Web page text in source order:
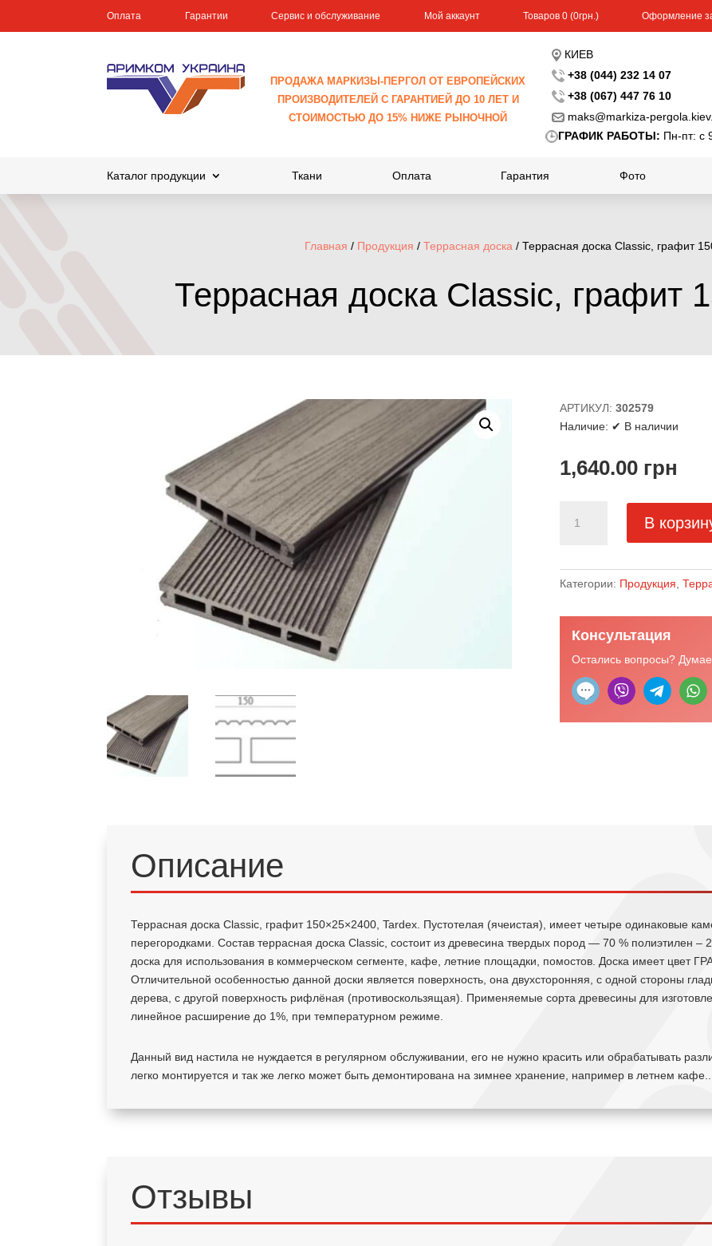
Оплата Гарантии Сервис и обслуживание Мой аккаунт Toвapoв 0 (0гpн.) Оформление
ПРОДАЖА МАРКИЗЫ-ПЕРГОЛ ОТ ЕВРОПЕЙСКИХ
ПРОИЗВОДИТЕЛЕЙ С ГАРАНТИЕЙ ДО 10 ЛЕТ И
СТОИМОСТЬЮ ДО 15% НИЖЕ РЫНОЧНОЙ
КИЕВ
+38 (044) 232 14 07
+38 (067) 447 76 10
maks@markiza-
ГРАФИК РАБОТЫ: Пн-пт: с
Каталог продукции Ткани Оплата Гарантия Фото
Главная / Продукция / Террасная доска / Террасная доска Classic, графит
Террасная доска Classic, графит
АРТИКУЛ: 302579
Наличие: ✔ В наличии
1,640.00грн
товара
Classic,
150×25×2400
В
Категории: Продукция
Консультация
Остались вопросы?
Описание
Террасная доска Classic, графит 150×25×2400, Tardex. Пустотелая (ячеистая), имеет четыре одинаковые
перегородками. Состав террасная доска Classic, состоит из древесина твердых пород — 70 % полиэтилен –
доска для использования в коммерческом сегменте, кафе, летние площадки, помостов. Доска имеет цвет
Отличительной особенностью данной доски является поверхность, она двухсторонняя, с одной стороны
дерева, с другой поверхность рифлёная (противоскользящая). Применяемые сорта древесины для
линейное расширение до 1%, при температурном режиме.
Данный вид настила не нуждается в регулярном обслуживании, его не нужно красить или обрабатывать
легко монтируется и так же легко может быть демонтирована на зимнее хранение, например в летнем кафе..
Отзывы